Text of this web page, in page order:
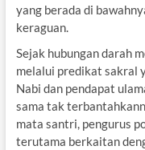
yang berada di
keraguan.
Sejak hubungan darah
melalui predikat sakral
Nabi dan pendapat
sama tak
mata santri, pengurus
terutama berkaitan